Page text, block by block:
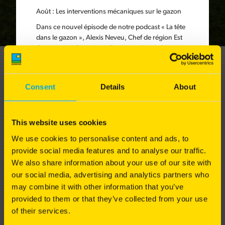
Consent Details About
This website uses cookies
We use cookies to personalise content and ads, to
provide social media features and to analyse our traffic.
We also share information about your use of our site with
our social media, advertising and analytics partners who
may combine it with other information that you’ve
provided to them or that they’ve collected from your use
of their services.
Gamme Résilience+ à destination
des sports
Meilleure rétention d'eau
Installation rapide même en période sèche
Composé de 4 Ray-grass anglais dont 3 traçants
TÉLÉCHARGER LA FICHE TECHNIQUE
Août : Les interventions mécaniques sur le gazon
Dans ce nouvel épisode de notre podcast « La tête
dans le gazon », Alexis Neveu, Chef de région Est
Gazons chez Barenbrug France, présente les
différentes interventions mécaniques à réaliser sur
Les interventions mécaniques sont indispensables
préserver durablement la qualité du sol et
d'optimiser les bénéfices de la tonte, de l'arrosage
et de la fertilisation.
Pourquoi et comment intervenir mécaniquement
pour redonner vie à votre pelouse ? Alexis Neveu
vous explique les gestes techniques indispensables
pour entretenir un gazon sain et durable.
Bonne écoute à toutes et à tous !